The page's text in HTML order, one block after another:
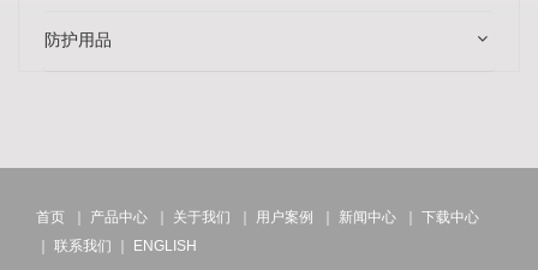
防护用品
首页 ｜ 产品中心 ｜ 关于我们 ｜ 用户案例 ｜ 新闻中心 ｜ 下载中心
｜ 联系我们 ｜ ENGLISH